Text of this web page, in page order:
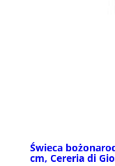
Świeca
cm, Cereria di